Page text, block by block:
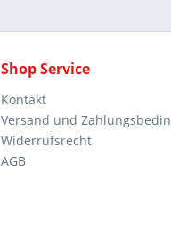
Shop Service
Kontakt
Versand und
Widerrufsrecht
AGB